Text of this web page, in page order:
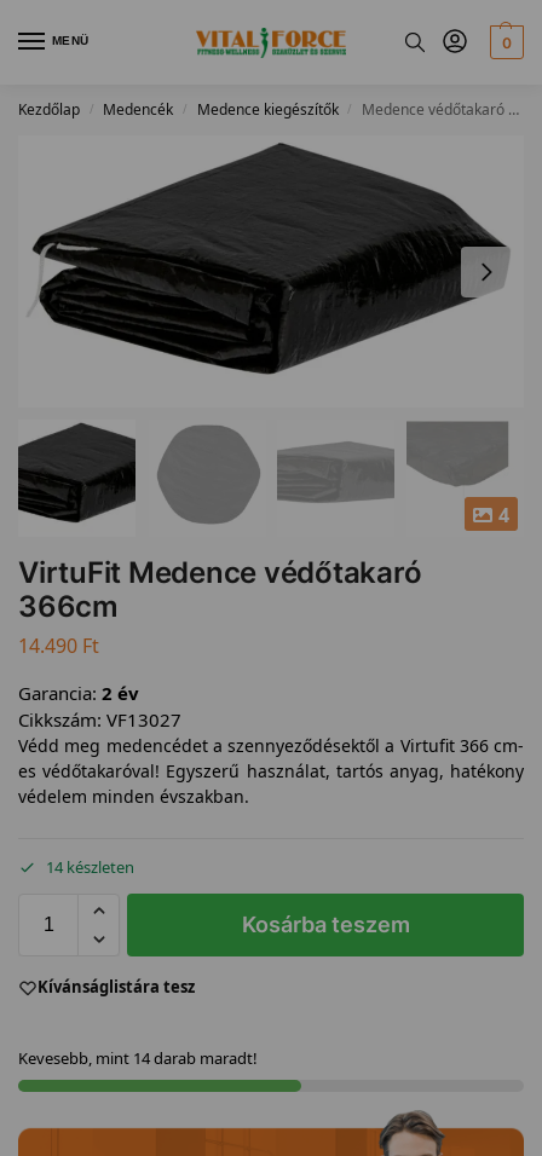
MENÜ 0
Kezdőlap / Medencék / Medence kiegészítők / Medence védőtakaró 366cm
4
VirtuFit Medence védőtakaró
366cm
14.490 Ft
Garancia: 2 év
Cikkszám: VF13027
Védd meg medencédet a szennyeződésektől a Virtufit 366 cm-
es védőtakaróval! Egyszerű használat, tartós anyag, hatékony
védelem minden évszakban.
14 készleten
Kosárba teszem
Kívánságlistára tesz
Kevesebb, mint 14 darab maradt!